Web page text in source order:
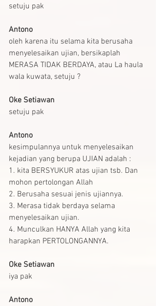
setuju pak
Antono
oleh karena itu selama kita berusaha
menyelesaikan ujian, bersikaplah
MERASA TIDAK BERDAYA, atau La haula
wala kuwata, setuju ?
Oke Setiawan
setuju pak
Antono
kesimpulannya untuk menyelesaikan
kejadian yang berupa UJIAN adalah :
1. kita BERSYUKUR atas ujian tsb. Dan
mohon pertolongan Allah
2. Berusaha sesuai jenis ujiannya.
3. Merasa tidak berdaya selama
menyelesaikan ujian.
4. Munculkan HANYA Allah yang kita
harapkan PERTOLONGANNYA.
Oke Setiawan
iya pak
Antono